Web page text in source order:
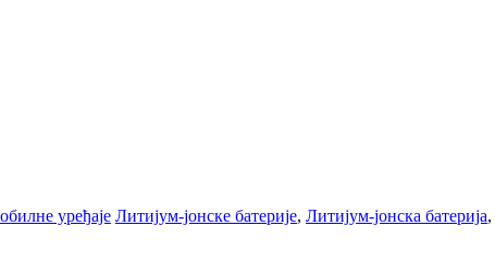
уређаје Литијум-јонске батерије, Литијум-јонска батерија,